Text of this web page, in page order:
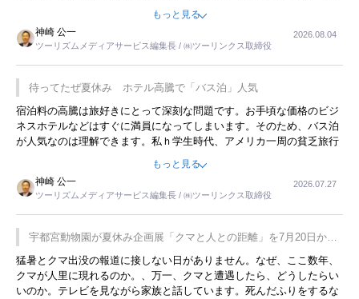
ような意味で、金曜夜にこのようなイベントが行われれば、日本人に
限らず外国人にとっても楽しみが増えるでしょうね。
もっと見る
神崎 公一
ツーリズムメディアサービス編集長 / ㈱ツーリンクス取締役
2026.08.04
待ってたぜ夏休み ホテル高騰で「バス泊」人気
宿泊料の高騰は旅好きにとって深刻な問題です。お手頃な価格のビジ
ネスホテルなどはすぐに満員になってしまいます。そのため、バス泊
が人気なのは理解できます。私ｈ学生時代、アメリカ一周の貧乏旅行
をした時は、移動はグレイハウンドバスでした。夕方から夜の便を利
用してホテル代を浮かせていました。ただし、若いからできたことで
す。若い人が夜行バスで京都に行った、青森に行ったと聞くと、疲れ
が残らないのかなと思ってしまいます。
もっと見る
神崎 公一
ツーリズムメディアサービス編集長 / ㈱ツーリンクス取締役
2026.07.27
宇都宮動物園が夏休み企画展「クマと人との距離」を7月20日から
開催
猛暑とクマ出没の報道に接しない日がありません。なぜ、ここ数年、
クマが人里に現れるのか。、万一、クマと遭遇したら、どうしたらい
いのか。テレビを見ながら家族と話しています。死んだふりをするな